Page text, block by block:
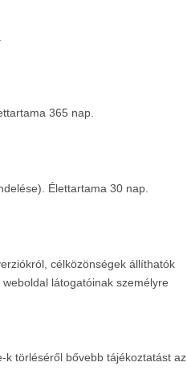
365 nap.
Élettartama 30 nap.
célközönségek állíthatók
látogatóinak személyre
k törléséről bővebb tájékoztatást az